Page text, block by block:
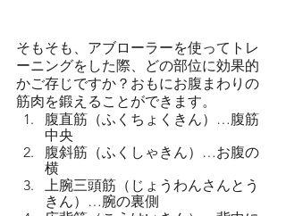
そもそも、アブローラーを使ってトレ
ーニングをした際、どの部位に効果的
かご存じですか？おもにお腹まわりの
筋肉を鍛えることができます。
腹直筋（ふくちょくきん）…腹筋
中央
腹斜筋（ふくしゃきん）…お腹の
横
上腕三頭筋（じょうわんさんとう
きん）…腕の裏側